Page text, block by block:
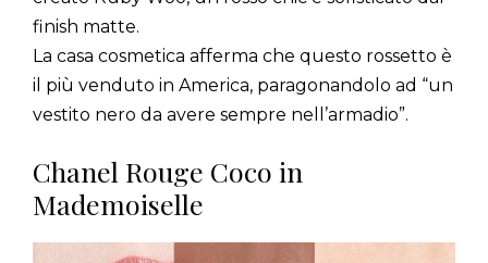
finish matte.
La casa cosmetica afferma che questo rossetto è
il più venduto in America, paragonandolo ad “un
vestito nero da avere sempre nell’armadio”.
Chanel Rouge Coco in
Mademoiselle